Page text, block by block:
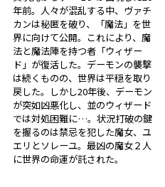
年前。人々が混乱する中、ヴァチ
カンは秘匿を破り、「魔法」を世
界に向けて公開。これにより、魔
法と魔法陣を持つ者「ウィザー
ド」が復活した。デーモンの襲撃
は続くものの、世界は平穏を取り
戻した。しかし20年後、デーモン
が突如凶悪化し、並のウィザード
では対処困難に…。状況打破の鍵
を握るのは禁忌を犯した魔女、ユ
エリとソレーユ。最凶の魔女２人
に世界の命運が託された――。